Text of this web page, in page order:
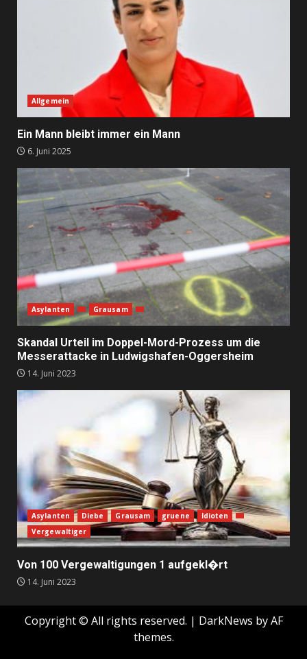
Allgemein
Ein Mann bleibt immer ein Mann
6. Juni 2025
Asylanten Grausam
Skandal Urteil im Doppel-Mord-Prozess um die
Messerattacke in Ludwigshafen-Oggersheim
14. Juni 2023
Asylanten Diebe Grausam gruene
Idioten
Vergewaltiger
Von 100 Vergewaltigungen 1 aufgekl�rt
14. Juni 2023
Copyright © All rights reserved. | DarkNews by AF
themes.